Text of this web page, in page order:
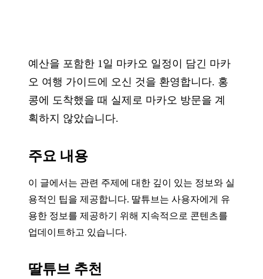
예산을 포함한 1일 마카오 일정이 담긴 마카
오 여행 가이드에 오신 것을 환영합니다. 홍
콩에 도착했을 때 실제로 마카오 방문을 계
획하지 않았습니다.
주요 내용
이 글에서는 관련 주제에 대한 깊이 있는 정보와 실
용적인 팁을 제공합니다. 딸튜브는 사용자에게 유
용한 정보를 제공하기 위해 지속적으로 콘텐츠를
업데이트하고 있습니다.
딸튜브 추천